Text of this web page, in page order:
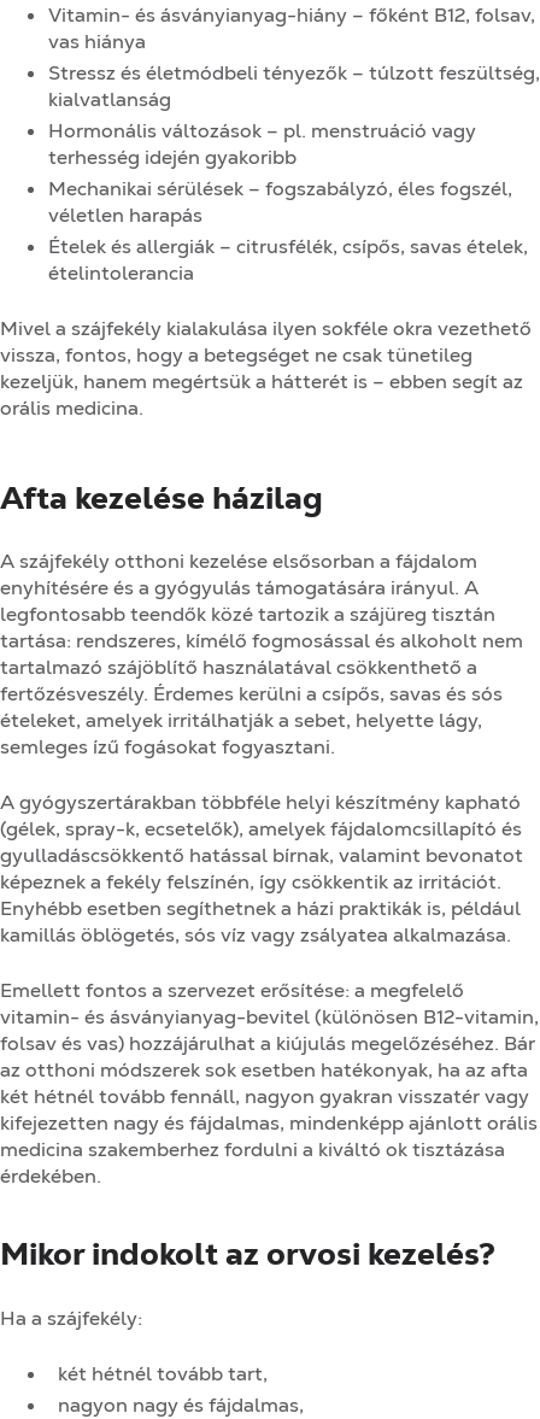
Vitamin- és ásványianyag-hiány – főként B12, folsav,
vas hiánya
Stressz és életmódbeli tényezők – túlzott feszültség,
kialvatlanság
Hormonális változások – pl. menstruáció vagy
terhesség idején gyakoribb
Mechanikai sérülések – fogszabályzó, éles fogszél,
véletlen harapás
Ételek és allergiák – citrusfélék, csípős, savas ételek,
ételintolerancia
Mivel a szájfekély kialakulása ilyen sokféle okra vezethető
vissza, fontos, hogy a betegséget ne csak tünetileg
kezeljük, hanem megértsük a hátterét is – ebben segít az
orális medicina.
Afta kezelése házilag
A szájfekély otthoni kezelése elsősorban a fájdalom
enyhítésére és a gyógyulás támogatására irányul. A
legfontosabb teendők közé tartozik a szájüreg tisztán
tartása: rendszeres, kímélő fogmosással és alkoholt nem
tartalmazó szájöblítő használatával csökkenthető a
fertőzésveszély. Érdemes kerülni a csípős, savas és sós
ételeket, amelyek irritálhatják a sebet, helyette lágy,
semleges ízű fogásokat fogyasztani.
A gyógyszertárakban többféle helyi készítmény kapható
(gélek, spray-k, ecsetelők), amelyek fájdalomcsillapító és
gyulladáscsökkentő hatással bírnak, valamint bevonatot
képeznek a fekély felszínén, így csökkentik az irritációt.
Enyhébb esetben segíthetnek a házi praktikák is, például
kamillás öblögetés, sós víz vagy zsályatea alkalmazása.
Emellett fontos a szervezet erősítése: a megfelelő
vitamin- és ásványianyag-bevitel (különösen B12-vitamin,
folsav és vas) hozzájárulhat a kiújulás megelőzéséhez. Bár
az otthoni módszerek sok esetben hatékonyak, ha az afta
két hétnél tovább fennáll, nagyon gyakran visszatér vagy
kifejezetten nagy és fájdalmas, mindenképp ajánlott orális
medicina szakemberhez fordulni a kiváltó ok tisztázása
érdekében.
Mikor indokolt az orvosi kezelés?
Ha a szájfekély:
két hétnél tovább tart,
nagyon nagy és fájdalmas,